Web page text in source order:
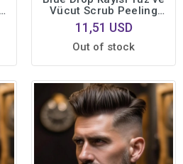
Vücut Scrub Peeling
500ml Toksinlerden
Arınmış Cilt Hücre
Yenileyici
11,51 USD
Out of stock